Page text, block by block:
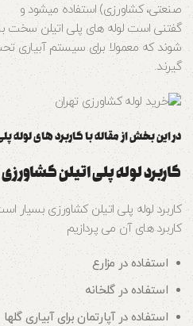
صنعتی، کشاورزی) استفاده میشود و
گفتنی است لوله های پلی اتیلن سخت با
شوند که معمولا برای سیستم آبیاری
گیرند.
در این بخش از مقاله با کاربرد های لوله
کاربرد لوله پلی اتیلن کشاورزی
کاربرد لوله پلی اتیلن کشاورزی
کاربرد های آن می پردازیم
استفاده در مزارع
استفاده در گلخانه
استفاده در آپارتمان برای آبیاری گلها